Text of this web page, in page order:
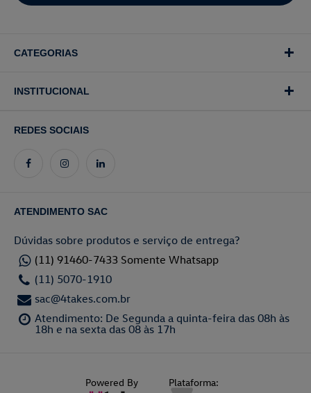
CATEGORIAS
INSTITUCIONAL
REDES SOCIAIS
ATENDIMENTO SAC
Dúvidas sobre produtos e serviço de entrega?
(11) 91460-7433 Somente Whatsapp
(11) 5070-1910
sac@4takes.com.br
Atendimento: De Segunda a quinta-feira das 08h às
18h e na sexta das 08 às 17h
Powered By Plataforma: